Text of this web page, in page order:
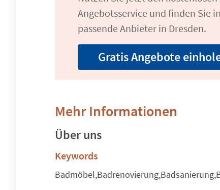
Angebotsservice und finden Sie
passende Anbieter in Dresden.
Gratis Angebote
Mehr Informationen
Über uns
Keywords